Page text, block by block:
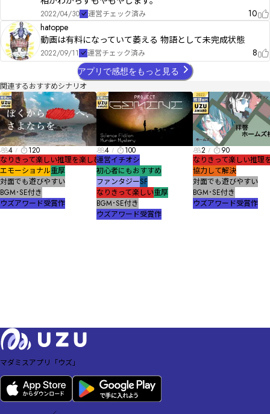
2022/04/30 運営チェック済み
10
hatoppe
動画は有料になっていて萎える 物語として未完成状態
2022/09/11 運営チェック済み 8
アプリで感想をもっと見る
関連するおすすめシナリオ
4
120
なりきって楽しい推理を楽しむ
エモーショナル重厚
対面でも遊びやすい
BGM･SE付き
ウズアワード受賞作
4
100
運営イチオシ
初心者にもおすすめ
ファンタジーSF
なりきって楽しい重厚
BGM･SE付き
ウズアワード受賞作
2
90
なりきって楽しい推理
協力して解決
対面でも遊びやすい
BGM･SE付き
ウズアワード受賞作
マダミスアプリ「ウズ」